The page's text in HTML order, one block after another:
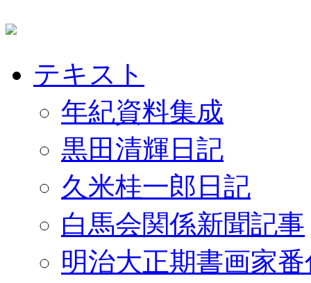
テキスト
年紀資料集成
黒田清輝日記
久米桂一郎日記
白馬会関係新聞記事
明治大正期書画家